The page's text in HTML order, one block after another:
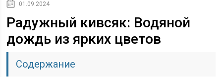
01.09.2024
Радужный кивсяк: Водяной
дождь из ярких цветов
Содержание